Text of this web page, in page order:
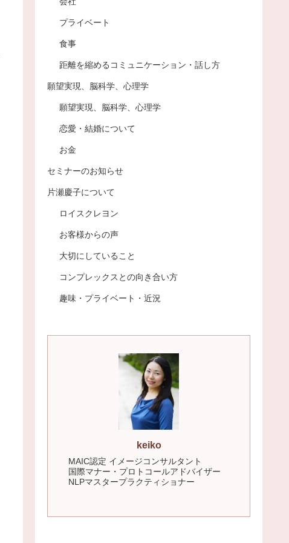
プライベート
食事
距離を縮めるコミュニケーション・話し方
願望実現、脳科学、心理学
願望実現、脳科学、心理学
恋愛・結婚について
お金
セミナーのお知らせ
片瀬慶子について
ロイスクレヨン
お客様からの声
大切にしていること
コンプレックスとの向き合い方
趣味・プライベート・近況
keiko
MAIC認定 イメージコンサルタント
国際マナー・プロトコールアドバイザー
NLPマスタープラクティショナー